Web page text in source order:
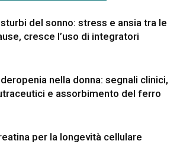
del sonno: stress e ansia tra le
cresce l’uso di integratori
nella donna: segnali clinici,
e assorbimento del ferro
per la longevità cellulare